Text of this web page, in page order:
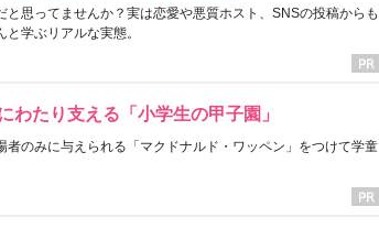
と思ってませんか？実は恋愛や悪質ホスト、SNSの投稿からも
学ぶリアルな実態。
わたり支える「小学生の甲子園」
者のみに与えられる「マクドナルド・ワッペン」をつけて学童